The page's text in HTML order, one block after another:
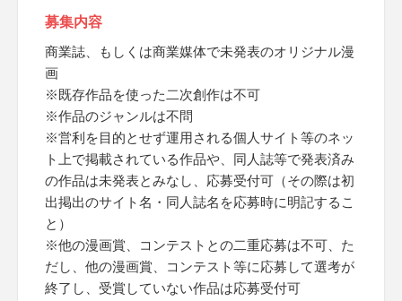
募集内容
商業誌、もしくは商業媒体で未発表のオリジナル漫
画
※既存作品を使った二次創作は不可
※作品のジャンルは不問
※営利を目的とせず運用される個人サイト等のネッ
ト上で掲載されている作品や、同人誌等で発表済み
の作品は未発表とみなし、応募受付可（その際は初
出掲出のサイト名・同人誌名を応募時に明記するこ
と）
※他の漫画賞、コンテストとの二重応募は不可、た
だし、他の漫画賞、コンテスト等に応募して選考が
終了し、受賞していない作品は応募受付可